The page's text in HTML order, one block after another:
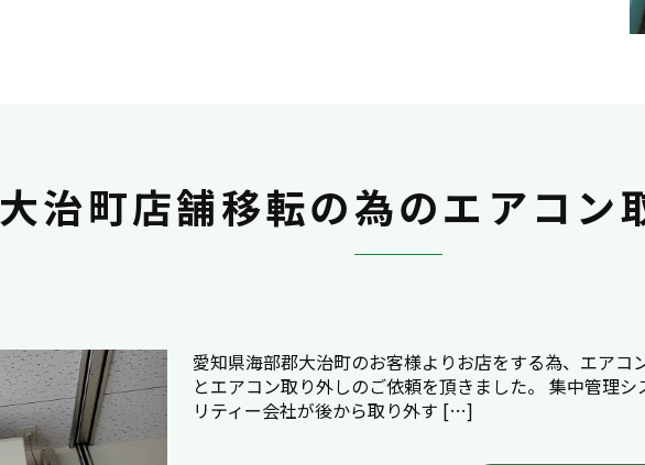
大治町店舗移転の為のエアコン
愛知県海部郡大治町のお客様よりお店をする為、エア
とエアコン取り外しのご依頼を頂きました。 集中管理
リティー会社が後から取り外す […]